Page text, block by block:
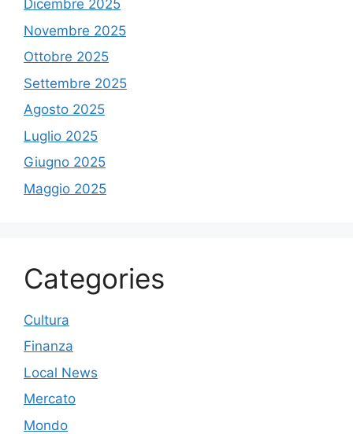
Dicembre 2025
Novembre 2025
Ottobre 2025
Settembre 2025
Agosto 2025
Luglio 2025
Giugno 2025
Maggio 2025
Categories
Cultura
Finanza
Local News
Mercato
Mondo